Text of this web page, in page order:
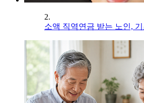
2.
소액 직역연금 받는 노인,